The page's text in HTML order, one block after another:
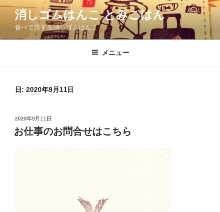
コ
ン
消しゴムはんこ とみこはん
食べて旅する消しゴムはんこ
メニュー
日: 2020年9月11日
投
稿
日:
2020年9月11日
お仕事のお問合せはこちら